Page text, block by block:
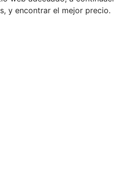
y encontrar el mejor precio.